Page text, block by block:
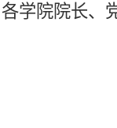
学院院长、